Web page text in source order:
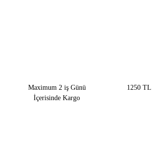
Maximum 2 iş Günü
İçerisinde Kargo
1250 TL